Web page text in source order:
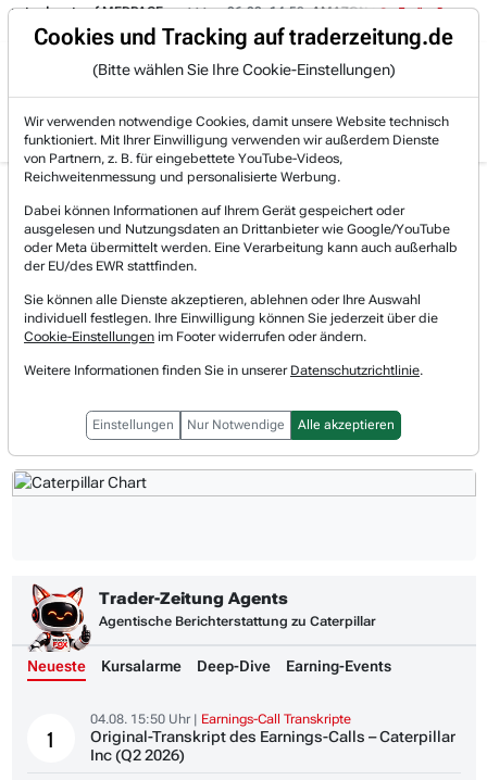
Trading-Room
auf MEDPACE. 06.08. 14:58 AMAZON (i) hat zwei Tage konsolidiert.
Caterpillar Aktie News &
Nachrichten
[WKN: 850598 | Symbol: CAT]
Realtimekurs
-1,04 %
862,04 $
Vorbörsliche Indikationen
Regulärer Handel
Trader-Zeitung Agents
Agentische Berichterstattung zu Caterpillar
Neueste Kursalarme Deep-Dive Earning-Events
1
04.08. 15:50 Uhr | Earnings-Call Transkripte
Original-Transkript des Earnings-Calls – Caterpillar
Inc (Q2 2026)
Cookies und Tracking auf traderzeitung.de
(Bitte wählen Sie Ihre Cookie-Einstellungen)
Wir verwenden notwendige Cookies, damit unsere Website technisch
funktioniert. Mit Ihrer Einwilligung verwenden wir außerdem Dienste
von Partnern, z. B. für eingebettete YouTube-Videos,
Reichweitenmessung und personalisierte Werbung.
Dabei können Informationen auf Ihrem Gerät gespeichert oder
ausgelesen und Nutzungsdaten an Drittanbieter wie Google/YouTube
oder Meta übermittelt werden. Eine Verarbeitung kann auch außerhalb
der EU/des EWR stattfinden.
Sie können alle Dienste akzeptieren, ablehnen oder Ihre Auswahl
individuell festlegen. Ihre Einwilligung können Sie jederzeit über die
Cookie-Einstellungen im Footer widerrufen oder ändern.
Weitere Informationen finden Sie in unserer Datenschutzrichtlinie.
Einstellungen Nur Notwendige Alle akzeptieren